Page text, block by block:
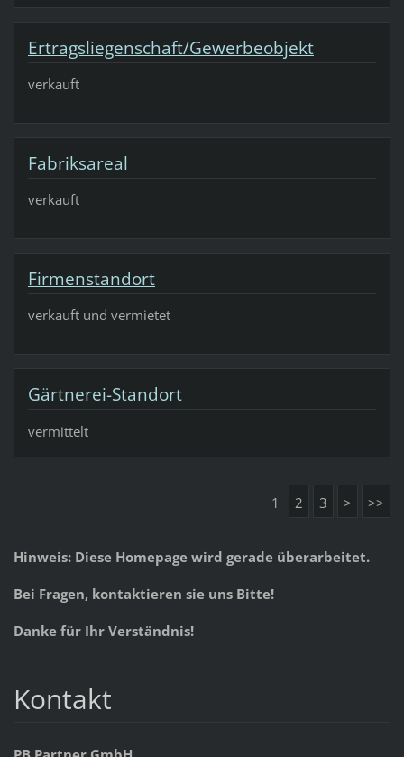
Ertragsliegenschaft/Gewerbeobjekt
verkauft
Fabriksareal
verkauft
Firmenstandort
verkauft und vermietet
Gärtnerei-Standort
vermittelt
1 2 3 > >>
Hinweis: Diese Homepage wird gerade überarbeitet.
Bei Fragen, kontaktieren sie uns Bitte!
Danke für Ihr Verständnis!
Kontakt